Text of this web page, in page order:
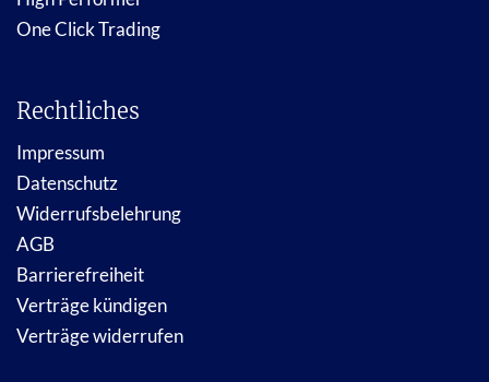
One Click Trading
Rechtliches
Impressum
Datenschutz
Widerrufsbelehrung
AGB
Barrierefreiheit
Verträge kündigen
Verträge widerrufen